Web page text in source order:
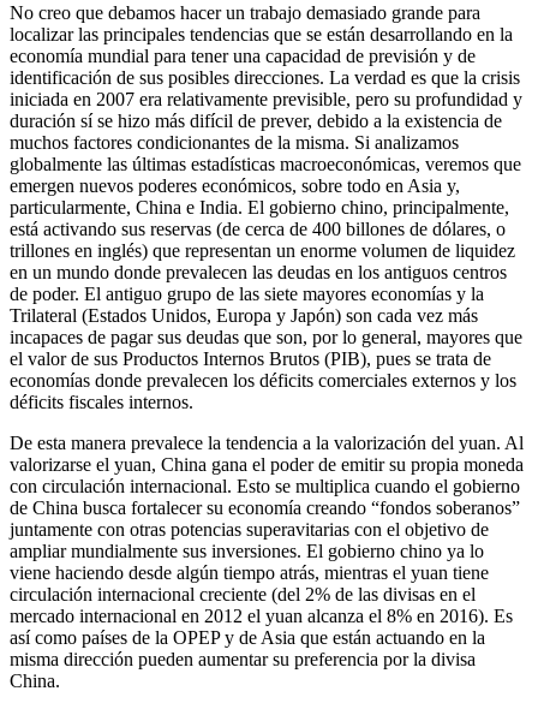
No creo que debamos hacer un trabajo demasiado grande para
localizar las principales tendencias que se están desarrollando en la
economía mundial para tener una capacidad de previsión y de
identificación de sus posibles direcciones. La verdad es que la crisis
iniciada en 2007 era relativamente previsible, pero su profundidad y
duración sí se hizo más difícil de prever, debido a la existencia de
muchos factores condicionantes de la misma. Si analizamos
globalmente las últimas estadísticas macroeconómicas, veremos que
emergen nuevos poderes económicos, sobre todo en Asia y,
particularmente, China e India. El gobierno chino, principalmente,
está activando sus reservas (de cerca de 400 billones de dólares, o
trillones en inglés) que representan un enorme volumen de liquidez
en un mundo donde prevalecen las deudas en los antiguos centros
de poder. El antiguo grupo de las siete mayores economías y la
Trilateral (Estados Unidos, Europa y Japón) son cada vez más
incapaces de pagar sus deudas que son, por lo general, mayores que
el valor de sus Productos Internos Brutos (PIB), pues se trata de
economías donde prevalecen los déficits comerciales externos y los
déficits fiscales internos.
De esta manera prevalece la tendencia a la valorización del yuan. Al
valorizarse el yuan, China gana el poder de emitir su propia moneda
con circulación internacional. Esto se multiplica cuando el gobierno
de China busca fortalecer su economía creando “fondos soberanos”
juntamente con otras potencias superavitarias con el objetivo de
ampliar mundialmente sus inversiones. El gobierno chino ya lo
viene haciendo desde algún tiempo atrás, mientras el yuan tiene
circulación internacional creciente (del 2% de las divisas en el
mercado internacional en 2012 el yuan alcanza el 8% en 2016). Es
así como países de la OPEP y de Asia que están actuando en la
misma dirección pueden aumentar su preferencia por la divisa
China.